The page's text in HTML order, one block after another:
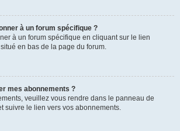
à un forum spécifique ?
à un forum spécifique en cliquant sur le lien
en bas de la page du forum.
mes abonnements ?
veuillez vous rendre dans le panneau de
suivre le lien vers vos abonnements.